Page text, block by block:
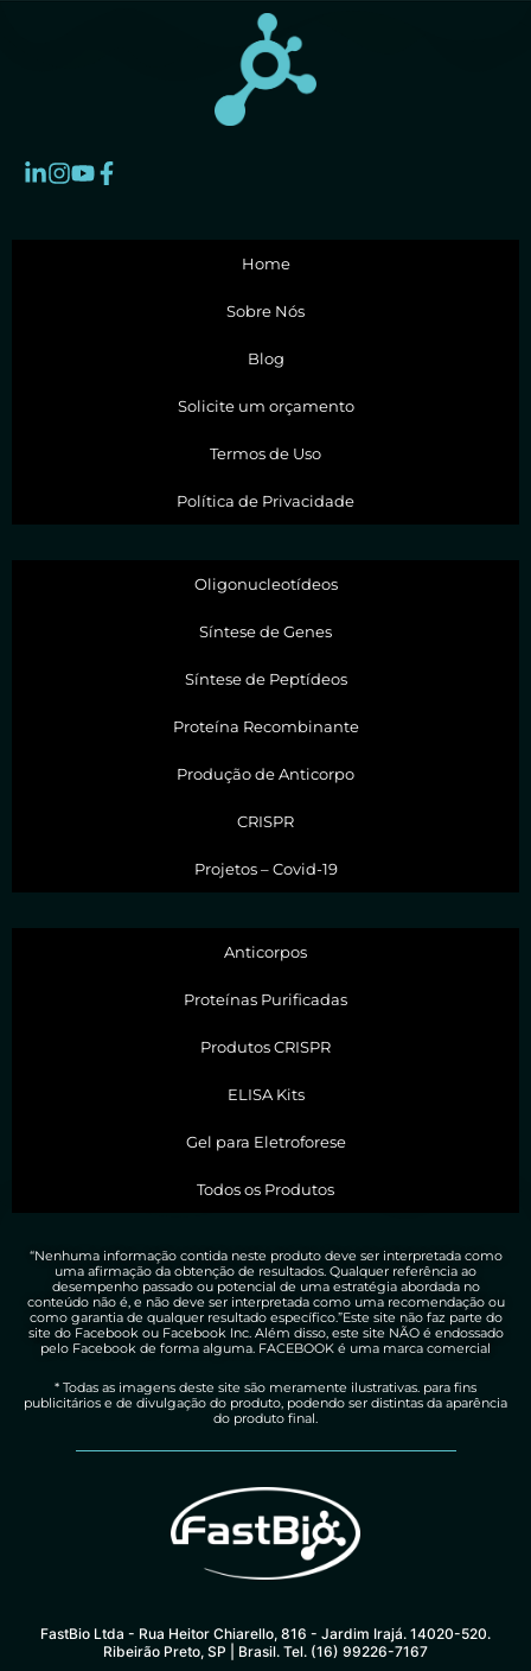
Home
Sobre Nós
Blog
Solicite um orçamento
Termos de Uso
Política de Privacidade
Oligonucleotídeos
Síntese de Genes
Síntese de Peptídeos
Proteína Recombinante
Produção de Anticorpo
CRISPR
Projetos – Covid-19
Anticorpos
Proteínas Purificadas
Produtos CRISPR
ELISA Kits
Gel para Eletroforese
Todos os Produtos
“Nenhuma informação contida neste produto deve ser interpretada como
uma afirmação da obtenção de resultados. Qualquer referência ao
desempenho passado ou potencial de uma estratégia abordada no
conteúdo não é, e não deve ser interpretada como uma recomendação ou
como garantia de qualquer resultado específico.”Este site não faz parte do
site do Facebook ou Facebook Inc. Além disso, este site NÃO é endossado
pelo Facebook de forma alguma. FACEBOOK é uma marca comercial
* Todas as imagens deste site são meramente ilustrativas. para fins
publicitários e de divulgação do produto, podendo ser distintas da aparência
do produto final.
FastBio Ltda - Rua Heitor Chiarello, 816 - Jardim Irajá. 14020-520.
Ribeirão Preto, SP | Brasil. Tel. (16) 99226-7167